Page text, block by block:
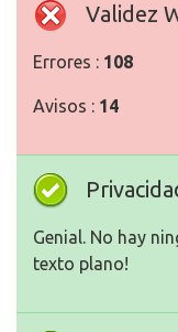
Validez
Errores : 108
Avisos : 14
Genial. No hay
texto plano!